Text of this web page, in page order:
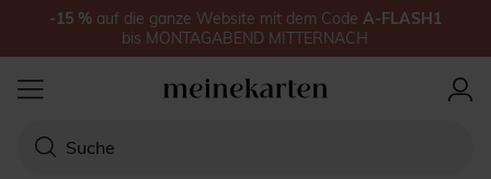
-15 % auf die ganze Website mit dem Code A-FLASH1
bis MONTAGABEND MITTERNACH